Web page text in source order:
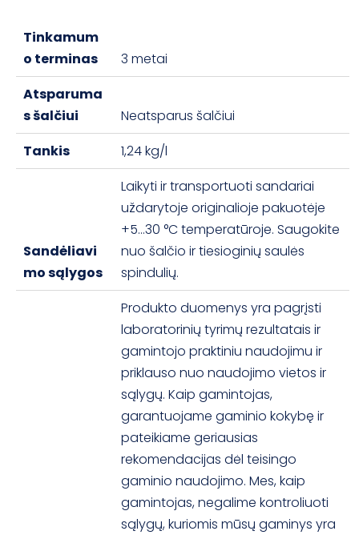
Tinkamum
o terminas
3 metai
Atsparuma
s šalčiui
Neatsparus šalčiui
Tankis
1,24 kg/l
Sandėliavi
mo sąlygos
Laikyti ir transportuoti sandariai
uždarytoje originalioje pakuotėje
+5...30 °C temperatūroje. Saugokite
nuo šalčio ir tiesioginių saulės
spindulių.
Produkto duomenys yra pagrįsti
laboratorinių tyrimų rezultatais ir
gamintojo praktiniu naudojimu ir
priklauso nuo naudojimo vietos ir
sąlygų. Kaip gamintojas,
garantuojame gaminio kokybę ir
pateikiame geriausias
rekomendacijas dėl teisingo
gaminio naudojimo. Mes, kaip
gamintojas, negalime kontroliuoti
sąlygų, kuriomis mūsų gaminys yra